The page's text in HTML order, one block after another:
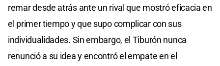
remar desde atrás ante un rival que mostró eficacia en
el primer tiempo y que supo complicar con sus
individualidades. Sin embargo, el Tiburón nunca
renunció a su idea y encontró el empate en el